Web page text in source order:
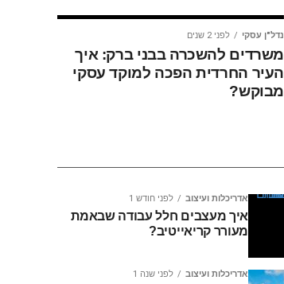
נדל"ן עסקי לפני 2 שנים
משרדים להשכרה בבני ברק: איך
העיר החרדית הפכה למוקד עסקי
מבוקש?
אדריכלות ועיצוב לפני חודש 1
איך מעצבים חלל עבודה שבאמת
מעורר קריאייטיב?
אדריכלות ועיצוב לפני שנה 1